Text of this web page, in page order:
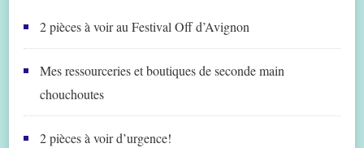
2 pièces à voir au Festival Off d’Avignon
Mes ressourceries et boutiques de seconde main
chouchoutes
2 pièces à voir d’urgence!